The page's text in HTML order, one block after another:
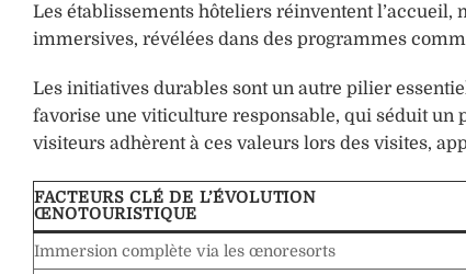
Les établissements hôteliers réinventent
immersives, révélées dans des programmes
Les initiatives durables sont un autre pilier
favorise une viticulture responsable, qui séduit un
visiteurs adhèrent à ces valeurs lors des visites,
FACTEURS CLÉ DE L’ÉVOLUTION
ŒNOTOURISTIQUE
Immersion complète via les œnoresorts